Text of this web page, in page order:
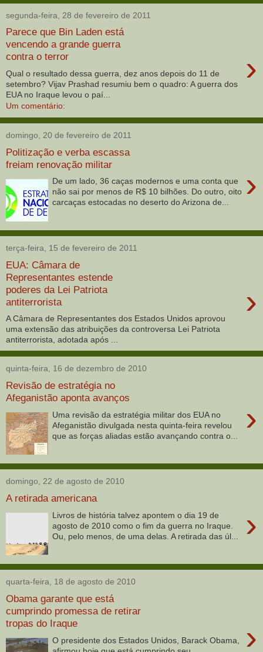
segunda-feira, 28 de fevereiro de 2011
Parece que Bin Laden está
vencendo a grande guerra
contra o terror
›
Qual o resultado dessa guerra, dez anos depois do 11 de
setembro? Vijav Prashad resumiu bem o quadro: A guerra dos
EUA no Iraque levou o paí...
Um comentário:
domingo, 20 de fevereiro de 2011
Politização e verba escassa
freiam renovação militar
›
De um lado, 36 caças modernos e uma conta que
não sai por menos de R$ 10 bilhões. Do outro, oito
carcaças estocadas no deserto do Arizona de...
terça-feira, 15 de fevereiro de 2011
EUA: Câmara de
Representantes estende
poderes da Lei Patriota
antiterrorista
›
A Câmara de Representantes dos Estados Unidos aprovou
uma extensão das atribuições da controversa Lei Patriota
antiterrorista, adotada após ...
quinta-feira, 16 de dezembro de 2010
Revisão de estratégia no
Afeganistão aponta avanços
›
Uma revisão da estratégia militar dos EUA no
Afeganistão divulgada nesta quinta-feira revelou
que as forças aliadas estão avançando contra o...
domingo, 22 de agosto de 2010
A retirada americana
›
Livros de história talvez apontem o dia 19 de
agosto de 2010 como o fim da guerra no Iraque.
Ou, pelo menos, de uma delas. A retirada das úl...
quarta-feira, 18 de agosto de 2010
Obama garante que está
cumprindo promessa de retirar
tropas do Iraque
›
O presidente dos Estados Unidos, Barack Obama,